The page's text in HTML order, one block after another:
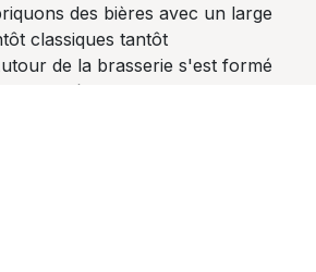
des bières avec un large
classiques tantôt
de la brasserie s'est formé
destinés aux brasseries mais